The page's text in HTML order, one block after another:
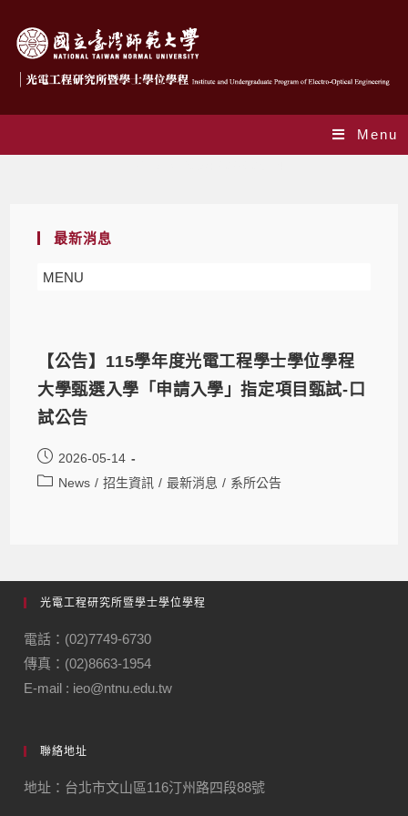
Menu
最新消息
MENU
【公告】115學年度光電工程學士學位學程
大學甄選入學「申請入學」指定項目甄試-口
試公告
2026-05-14
News / 招生資訊 / 最新消息 / 系所公告
光電工程研究所暨學士學位學程
電話：(02)7749-6730
傳真：(02)8663-1954
E-mail : ieo@ntnu.edu.tw
聯絡地址
地址：台北市文山區116汀州路四段88號